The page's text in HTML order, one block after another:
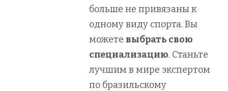
больше не привязаны к
одному виду спорта. Вы
можете выбрать свою
специализацию. Станьте
лучшим в мире экспертом
по бразильскому